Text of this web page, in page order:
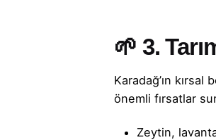
🌱 3.
Karadağ’ın
önemli fırsatlar
Zeytin,